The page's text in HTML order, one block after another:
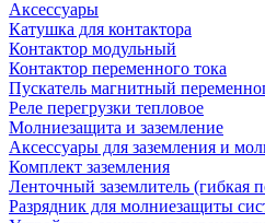
Аксессуары
Катушка для контактора
Контактор модульный
Контактор переменного тока
Пускатель магнитный
Реле перегрузки тепловое
Молниезащита и заземление
Аксессуары для заземления и
Комплект заземления
Ленточный заземлитель (гибкая
Разрядник для молниезащиты